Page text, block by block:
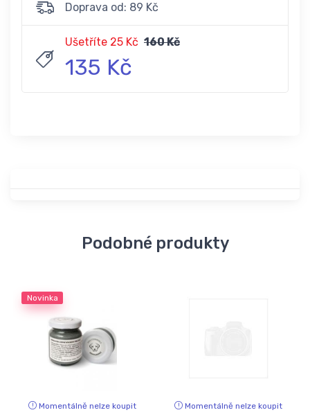
Doprava od: 89 Kč
Ušetříte 25 Kč 160 Kč
135 Kč
Podobné produkty
Novinka
Momentálně nelze koupit Momentálně nelze koupit